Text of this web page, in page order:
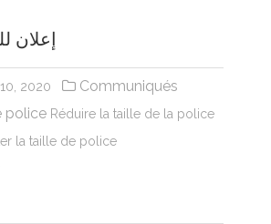
إعلان
2020
Communiqués
police Réduire la taille de la police
la taille de police